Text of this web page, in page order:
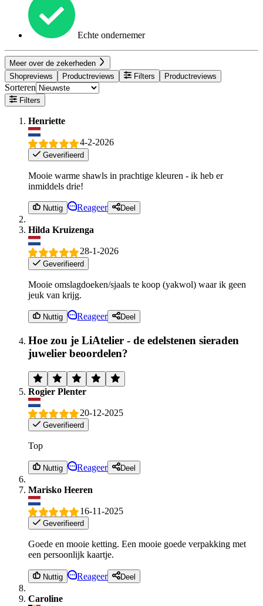
Echte ondernemer
Meer over de zekerheden
Shopreviews
Productreviews Filters Productreviews
Sorteren
Filters
Henriette
4-2-2026
Geverifieerd
Mooie warme shawls in prachtige kleuren - ik heb er
inmiddels drie!
Nuttig Reageer Deel
Hilda Kruizenga
28-1-2026
Geverifieerd
Mooie omslagdoeken/sjaals te koop (yakwol) waar ik geen
jeuk van krijg.
Nuttig Reageer Deel
Hoe zou je LiAtelier - de edelstenen sieraden
juwelier beoordelen?
Rogier Plenter
20-12-2025
Geverifieerd
Top
Nuttig Reageer Deel
Marisko Heeren
16-11-2025
Geverifieerd
Goede en mooie ketting. Een mooie goede verpakking met
een persoonlijk kaartje.
Nuttig Reageer Deel
Caroline